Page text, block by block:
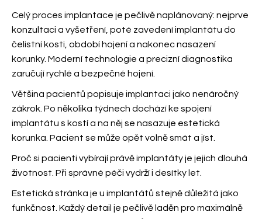
Celý proces implantace je pečlivě naplánovaný: nejprve
konzultaci a vyšetření, poté zavedení implantátu do
čelistní kosti, období hojení a nakonec nasazení
korunky. Moderní technologie a precizní diagnostika
zaručují rychlé a bezpečné hojení.
Většina pacientů popisuje implantaci jako nenáročný
zákrok. Po několika týdnech dochází ke spojení
implantátu s kostí a na něj se nasazuje estetická
korunka. Pacient se může opět volně smát a jíst.
Proč si pacienti vybírají právě implantáty je jejich dlouhá
životnost. Při správné péči vydrží i desítky let.
Estetická stránka je u implantátů stejně důležitá jako
funkčnost. Každý detail je pečlivě laděn pro maximálně